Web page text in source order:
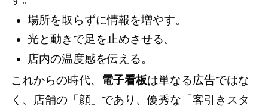
場所を取らずに情報を増やす。
光と動きで足を止めさせる。
店内の温度感を伝える。
これからの時代、 電子看板は単なる広告ではな
く、店舗の「顔」であり、優秀な「客引きスタ